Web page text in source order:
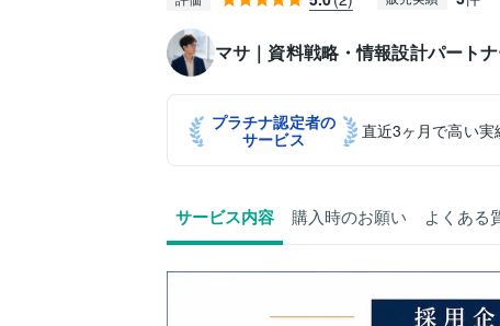
マサ｜資料戦略・情報設計パート
プラチナ認定者の
サービス
直近3ヶ月で高い
サービス内容 購入時のお願い よくある